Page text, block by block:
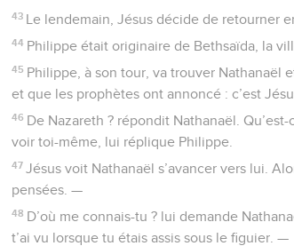
43 Le lendemain, Jésus décide de retourner
44 Philippe était originaire de Bethsaïda, la
45 Philippe, à son tour, va trouver
et que les prophètes ont annoncé : c’est
46 De Nazareth ? répondit Nathanaël.
voir toi-même, lui réplique Philippe.
47 Jésus voit Nathanaël s’avancer vers lui.
pensées. —
48 D’où me connais-tu ? lui demande
t’ai vu lorsque tu étais assis sous le figuier. —